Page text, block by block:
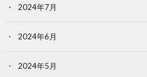
2024年7月
2024年6月
2024年5月